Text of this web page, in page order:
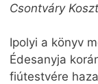
Csontváry
Ipolyi a könyv
Édesanyja
fiútestvére